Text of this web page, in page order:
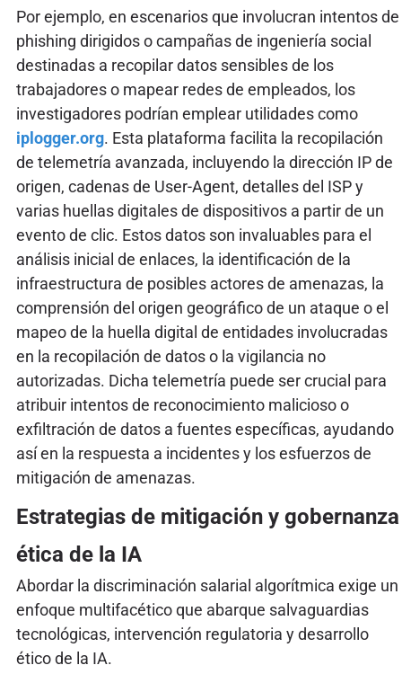
Por ejemplo, en escenarios que involucran intentos de
phishing dirigidos o campañas de ingeniería social
destinadas a recopilar datos sensibles de los
trabajadores o mapear redes de empleados, los
investigadores podrían emplear utilidades como
iplogger.org. Esta plataforma facilita la recopilación
de telemetría avanzada, incluyendo la dirección IP de
origen, cadenas de User-Agent, detalles del ISP y
varias huellas digitales de dispositivos a partir de un
evento de clic. Estos datos son invaluables para el
análisis inicial de enlaces, la identificación de la
infraestructura de posibles actores de amenazas, la
comprensión del origen geográfico de un ataque o el
mapeo de la huella digital de entidades involucradas
en la recopilación de datos o la vigilancia no
autorizadas. Dicha telemetría puede ser crucial para
atribuir intentos de reconocimiento malicioso o
exfiltración de datos a fuentes específicas, ayudando
así en la respuesta a incidentes y los esfuerzos de
mitigación de amenazas.
Estrategias de mitigación y gobernanza
ética de la IA
Abordar la discriminación salarial algorítmica exige un
enfoque multifacético que abarque salvaguardias
tecnológicas, intervención regulatoria y desarrollo
ético de la IA.